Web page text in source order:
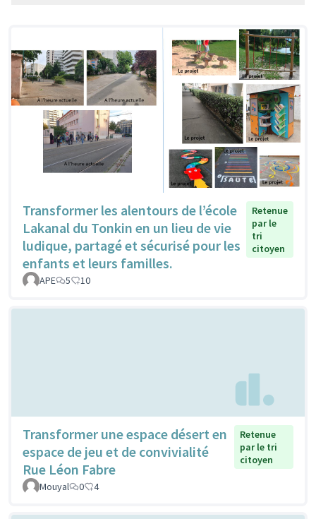
Transformer les alentours de l’école
Lakanal du Tonkin en un lieu de vie
ludique, partagé et sécurisé pour les
enfants et leurs familles.
Retenue
par le
tri
citoyen
APE 5 10
Transformer une espace désert en
espace de jeu et de convivialité
Rue Léon Fabre
Retenue
par le tri
citoyen
Mouyal 0 4